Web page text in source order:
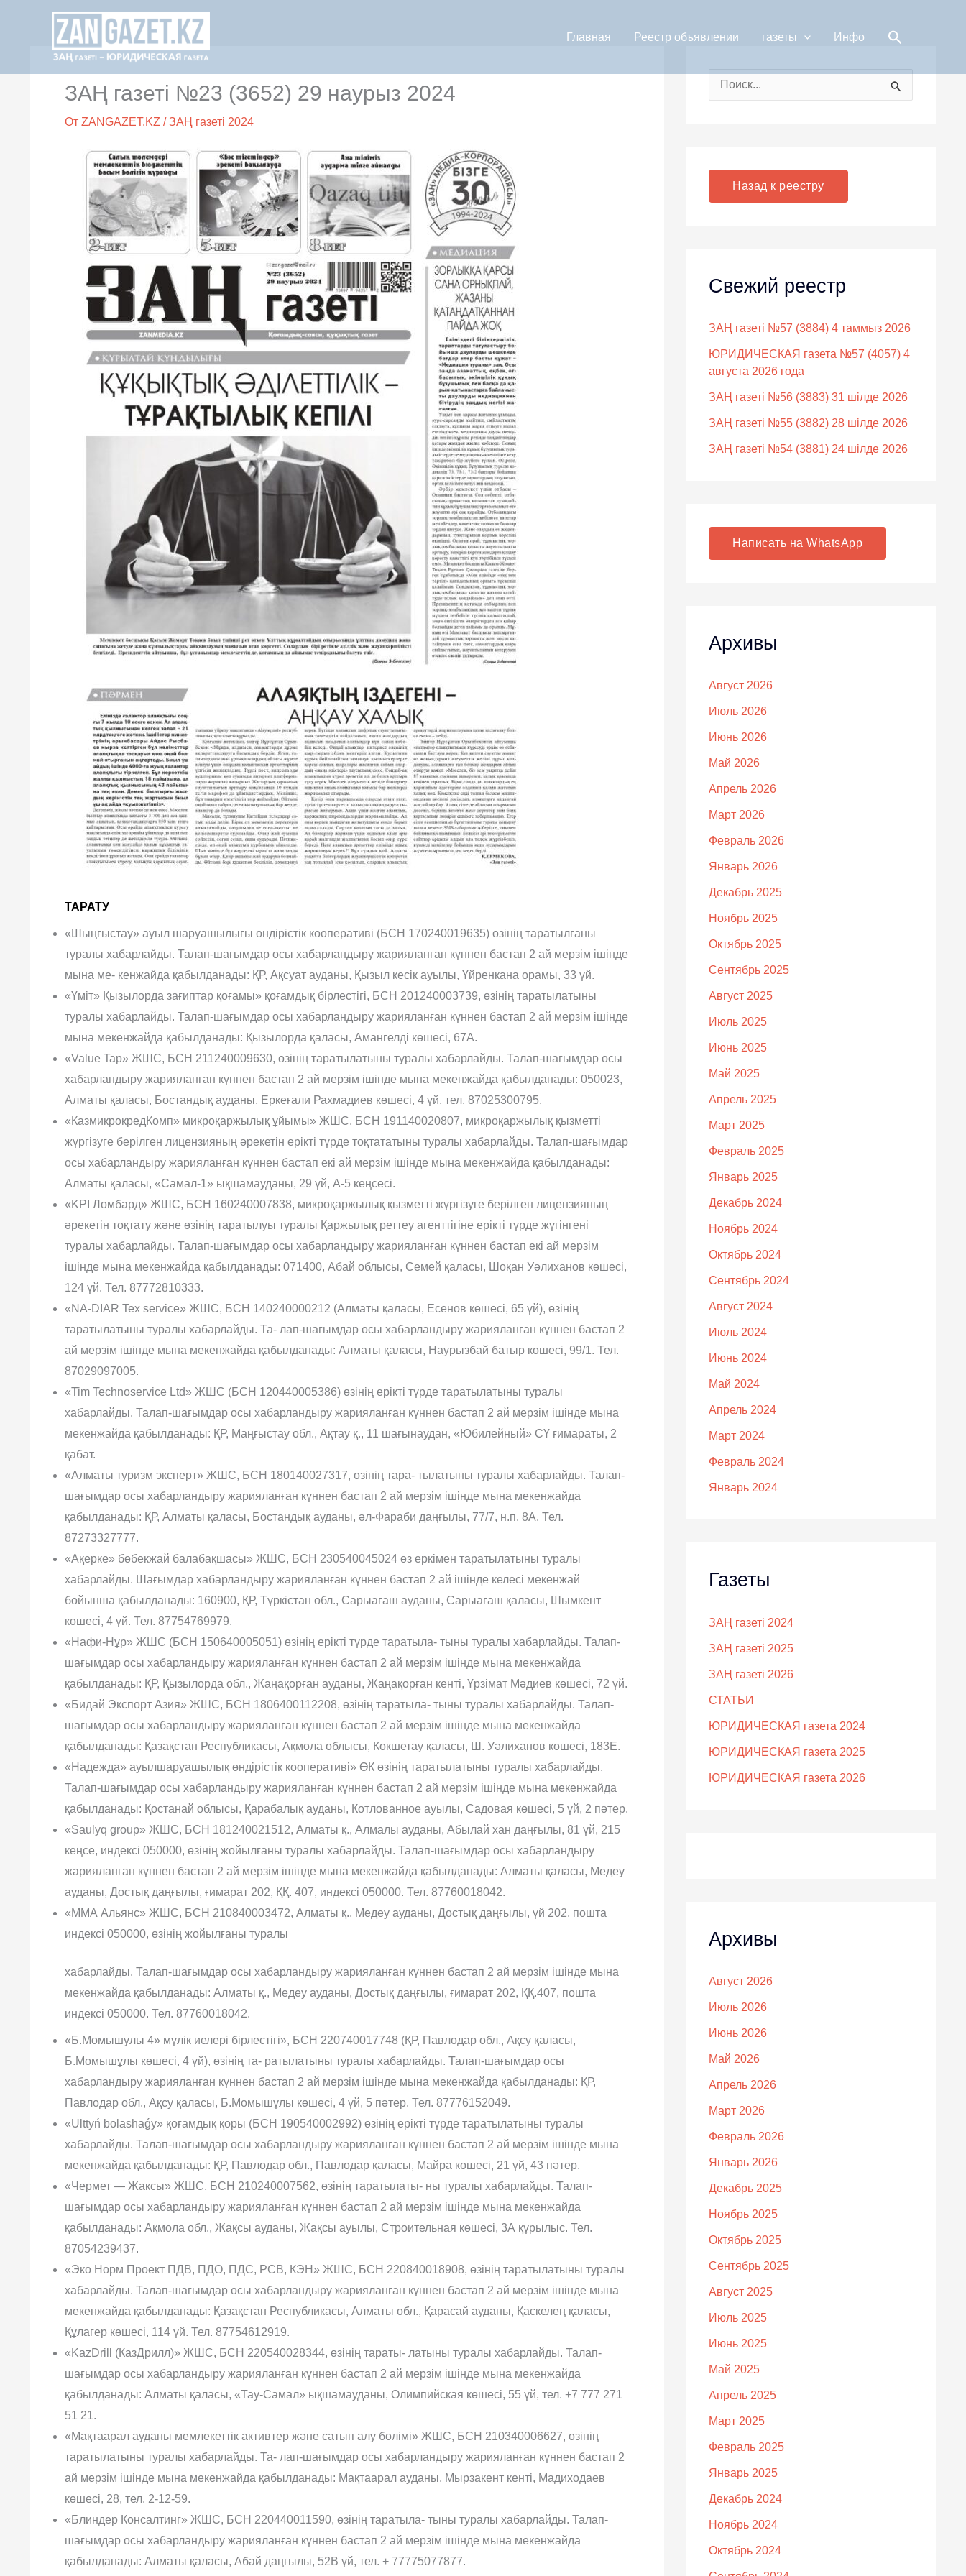
содержимому
Главная Реестр объявлении газеты Инфо Поиск
ЗАҢ газеті №23 (3652) 29 наурыз 2024
От ZANGAZET.KZ /ЗАҢ газеті 2024
ТАРАТУ
«Шыңғыстау» ауыл шаруашылығы өндірістік кооперативі (БСН 170240019635) өзінің таратылғаны
туралы хабарлайды. Талап-шағымдар осы хабарландыру жарияланған күннен бастап 2 ай мерзім ішінде
мына ме- кенжайда қабылданады: ҚР, Ақсуат ауданы, Қызыл кесік ауылы, Үйренкана орамы, 33 үй.
«Үміт» Қызылорда зағиптар қоғамы» қоғамдық бірлестігі, БСН 201240003739, өзінің таратылатыны
туралы хабарлайды. Талап-шағымдар осы хабарландыру жарияланған күннен бастап 2 ай мерзім ішінде
мына мекенжайда қабылданады: Қызылорда қаласы, Амангелді көшесі, 67А.
«Value Tap» ЖШС, БСН 211240009630, өзінің таратылатыны туралы хабарлайды. Талап-шағымдар осы
хабарландыру жарияланған күннен бастап 2 ай мерзім ішінде мына мекенжайда қабылданады: 050023,
Алматы қаласы, Бостандық ауданы, Еркеғали Рахмадиев көшесі, 4 үй, тел. 87025300795.
«КазмикрокредКомп» микроқаржылық ұйымы» ЖШС, БСН 191140020807, микроқаржылық қызметті
жүргізуге берілген лицензияның әрекетін ерікті түрде тоқтататыны туралы хабарлайды. Талап-шағымдар
осы хабарландыру жарияланған күннен бастап екі ай мерзім ішінде мына мекенжайда қабылданады:
Алматы қаласы, «Самал-1» ықшамауданы, 29 үй, А-5 кеңсесі.
«KPI Ломбард» ЖШС, БСН 160240007838, микроқаржылық қызметті жүргізуге берілген лицензияның
әрекетін тоқтату және өзінің таратылуы туралы Қаржылық реттеу агенттігіне ерікті түрде жүгінгені
туралы хабар­лайды. Талап-шағымдар осы хабарландыру жарияланған күннен бастап екі ай мерзім
ішінде мына мекенжайда қабылданады: 071400, Абай облысы, Семей қаласы, Шоқан Уәлиханов көшесі,
124 үй. Тел. 87772810333.
«NA-DIAR Tex service» ЖШС, БСН 140240000212 (Алматы қала­сы, Есенов көшесі, 65 үй), өзінің
таратылатыны туралы хабарлайды. Та- лап-шағымдар осы хабарландыру жарияланған күннен бастап 2
ай мерзім ішінде мына мекенжайда қабылданады: Алматы қаласы, Наурызбай батыр көшесі, 99/1. Тел.
87029097005.
«Tim Technoservice Ltd» ЖШС (БСН 120440005386) өзінің ерікті түрде таратылатыны туралы
хабарлайды. Талап-шағымдар осы хабарландыру жа­рияланған күннен бастап 2 ай мерзім ішінде мына
мекенжайда қабылданады: ҚР, Маңғыстау обл., Ақтау қ., 11 шағынаудан, «Юбилейный» СҮ ғимараты, 2
қабат.
«Алматы туризм эксперт» ЖШС, БСН 180140027317, өзінің тара- тылатыны туралы хабарлайды. Талап-
шағымдар осы хабарландыру жария­ланған күннен бастап 2 ай мерзім ішінде мына мекенжайда
қабылданады: ҚР, Алматы қаласы, Бостандық ауданы, әл-Фараби даңғылы, 77/7, н.п. 8А. Тел.
87273327777.
«Ақерке» бөбекжай балабақшасы» ЖШС, БСН 230540045024 өз еркімен таратылатыны туралы
хабарлайды. Шағымдар хабарландыру жари­яланған күннен бастап 2 ай ішінде келесі мекенжай
бойынша қабылданады: 160900, ҚР, Түркістан обл., Сарыағаш ауданы, Сарыағаш қаласы, Шымкент
көшесі, 4 үй. Тел. 87754769979.
«Нафи-Нұр» ЖШС (БСН 150640005051) өзінің ерікті түрде таратыла- тыны туралы хабарлайды. Талап-
шағымдар осы хабарландыру жарияланған күннен бастап 2 ай мерзім ішінде мына мекенжайда
қабылданады: ҚР, Қызылорда обл., Жаңақорған ауданы, Жаңақорған кенті, Үрзімат Мәдиев көшесі, 72 үй.
«Бидай Экспорт Азия» ЖШС, БСН 1806400112208, өзінің таратыла- тыны туралы хабарлайды. Талап-
шағымдар осы хабарландыру жарияланған күннен бастап 2 ай мерзім ішінде мына мекенжайда
қабылданады: Қазақстан Республикасы, Ақмола облысы, Көкшетау қаласы, Ш. Уәлиханов көшесі, 183Е.
«Надежда» ауылшаруашылық өндірістік кооперативі» ӨК өзінің таратылатыны туралы хабарлайды.
Талап-шағымдар осы хабарландыру жарияланған күннен бастап 2 ай мерзім ішінде мына мекенжайда
қабылда­нады: Қостанай облысы, Қарабалық ауданы, Котлованное ауылы, Садовая көшесі, 5 үй, 2 пәтер.
«Saulyq group» ЖШС, БСН 181240021512, Алматы қ., Алмалы ауда­ны, Абылай хан даңғылы, 81 үй, 215
кеңсе, индексі 050000, өзінің жойылға­ны туралы хабарлайды. Талап-шағымдар осы хабарландыру
жарияланған күннен бастап 2 ай мерзім ішінде мына мекенжайда қабылданады: Алматы қаласы, Медеу
ауданы, Достық даңғылы, ғимарат 202, ҚҚ. 407, индексі 050000. Тел. 87760018042.
«ММА Альянс» ЖШС, БСН 210840003472, Алматы қ., Медеу ауданы, Достық даңғылы, үй 202, пошта
индексі 050000, өзінің жойылғаны туралы
хабарлайды. Талап-шағымдар осы хабарландыру жарияланған күннен бастап 2 ай мерзім ішінде мына
мекенжайда қабылданады: Алматы қ., Ме­деу ауданы, Достық даңғылы, ғимарат 202, ҚҚ.407, пошта
индексі 050000. Тел. 87760018042.
«Б.Момышулы 4» мүлік иелері бірлестігі», БСН 220740017748 (ҚР, Павлодар обл., Ақсу қаласы,
Б.Момышұлы көшесі, 4 үй), өзінің та- ратылатыны туралы хабарлайды. Талап-шағымдар осы
хабарландыру жарияланған күннен бастап 2 ай мерзім ішінде мына мекенжайда қабылда­нады: ҚР,
Павлодар обл., Ақсу қаласы, Б.Момышұлы көшесі, 4 үй, 5 пәтер. Тел. 87776152049.
«Ulttyń bolashaǵy» қоғамдық қоры (БСН 190540002992) өзінің ерікті түрде таратылатыны туралы
хабарлайды. Талап-шағымдар осы хабарланды­ру жарияланған күннен бастап 2 ай мерзім ішінде мына
мекенжайда қабыл­данады: ҚР, Павлодар обл., Павлодар қаласы, Майра көшесі, 21 үй, 43 пәтер.
«Чермет — Жаксы» ЖШС, БСН 210240007562, өзінің таратылаты- ны туралы хабарлайды. Талап-
шағымдар осы хабарландыру жарияланған күннен бастап 2 ай мерзім ішінде мына мекенжайда
қабылданады: Ақмола обл., Жақсы ауданы, Жақсы ауылы, Строительная көшесі, 3А құрылыс. Тел.
87054239437.
«Эко Норм Проект ПДВ, ПДО, ПДС, РСВ, КЭН» ЖШС, БСН 220840018908, өзінің таратылатыны туралы
хабарлайды. Талап-шағымдар осы хабарландыру жарияланған күннен бастап 2 ай мерзім ішінде мына
мекенжайда қабылданады: Қазақстан Республикасы, Алматы обл., Қарасай ауданы, Қаскелең қаласы,
Құлагер көшесі, 114 үй. Тел. 87754612919.
«KazDrill (КазДрилл)» ЖШС, БСН 220540028344, өзінің тараты- латыны туралы хабарлайды. Талап-
шағымдар осы хабарландыру жария­ланған күннен бастап 2 ай мерзім ішінде мына мекенжайда
қабылданады: Алматы қаласы, «Тау-Самал» ықшамауданы, Олимпийская көшесі, 55 үй, тел. +7 777 271
51 21.
«Мақтаарал ауданы мемлекеттік активтер және сатып алу бөлімі» ЖШС, БСН 210340006627, өзінің
таратылатыны туралы хабарлайды. Та- лап-шағымдар осы хабарландыру жарияланған күннен бастап 2
ай мерзім ішінде мына мекенжайда қабылданады: Мақтаарал ауданы, Мырзакент кенті, Мадиходаев
көшесі, 28, тел. 2-12-59.
«Блиндер Консалтинг» ЖШС, БСН 220440011590, өзінің таратыла- тыны туралы хабарлайды. Талап-
шағымдар осы хабарландыру жарияланған күннен бастап 2 ай мерзім ішінде мына мекенжайда
қабылданады: Алматы қаласы, Абай даңғылы, 52В үй, тел. + 77775077877.
:
Назад к реестру
Свежий реестр
ЗАҢ газеті №57 (3884) 4 таммыз 2026
ЮРИДИЧЕСКАЯ газета №57 (4057) 4
августа 2026 года
ЗАҢ газеті №56 (3883) 31 шілде 2026
ЗАҢ газеті №55 (3882) 28 шілде 2026
ЗАҢ газеті №54 (3881) 24 шілде 2026
Написать на WhatsApp
Архивы
Август 2026
Июль 2026
Июнь 2026
Май 2026
Апрель 2026
Март 2026
Февраль 2026
Январь 2026
Декабрь 2025
Ноябрь 2025
Октябрь 2025
Сентябрь 2025
Август 2025
Июль 2025
Июнь 2025
Май 2025
Апрель 2025
Март 2025
Февраль 2025
Январь 2025
Декабрь 2024
Ноябрь 2024
Октябрь 2024
Сентябрь 2024
Август 2024
Июль 2024
Июнь 2024
Май 2024
Апрель 2024
Март 2024
Февраль 2024
Январь 2024
Газеты
ЗАҢ газеті 2024
ЗАҢ газеті 2025
ЗАҢ газеті 2026
СТАТЬИ
ЮРИДИЧЕСКАЯ газета 2024
ЮРИДИЧЕСКАЯ газета 2025
ЮРИДИЧЕСКАЯ газета 2026
Архивы
Август 2026
Июль 2026
Июнь 2026
Май 2026
Апрель 2026
Март 2026
Февраль 2026
Январь 2026
Декабрь 2025
Ноябрь 2025
Октябрь 2025
Сентябрь 2025
Август 2025
Июль 2025
Июнь 2025
Май 2025
Апрель 2025
Март 2025
Февраль 2025
Январь 2025
Декабрь 2024
Ноябрь 2024
Октябрь 2024